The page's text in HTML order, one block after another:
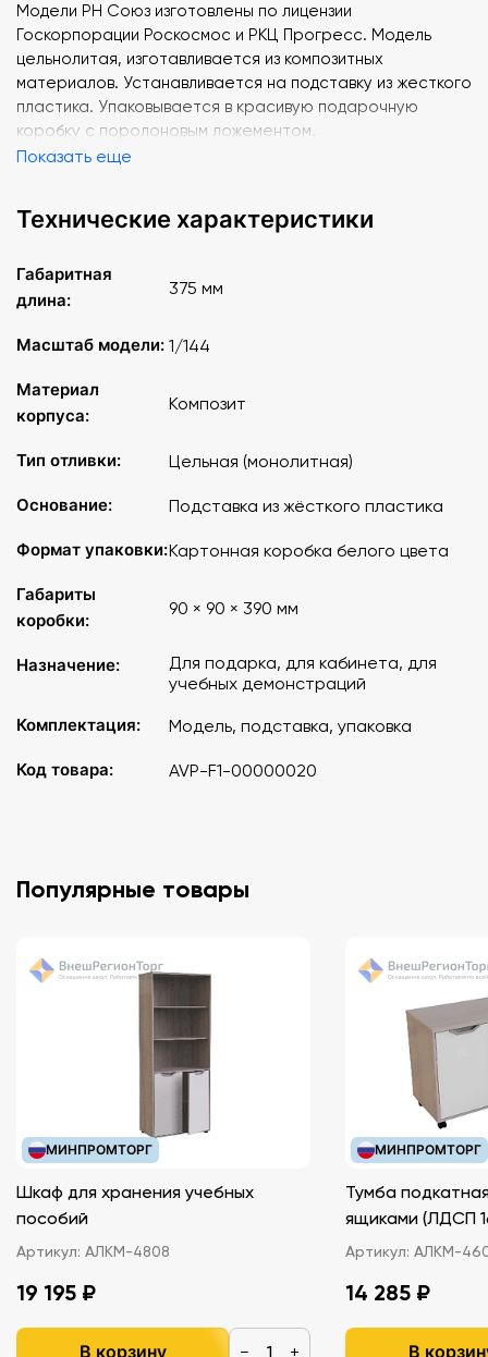
Модели РН Союз изготовлены по лицензии
Госкорпорации Роскосмос и РКЦ Прогресс. Модель
цельнолитая, изготавливается из композитных
материалов. Устанавливается на подставку из жесткого
пластика. Упаковывается в красивую подарочную
коробку с поролоновым ложементом.
Вес в транспортной упаковке 1 кг.
Показать еще
Технические характеристики
Габаритная
длина:
375 мм
Масштаб модели: 1/144
Материал
корпуса:
Композит
Тип отливки: Цельная (монолитная)
Основание: Подставка из жёсткого пластика
Формат упаковки:Картонная коробка белого цвета
Габариты
коробки:
90 × 90 × 390 мм
Назначение:
Для подарка, для кабинета, для
учебных демонстраций
Комплектация:
Модель, подставка, упаковка
Код товара: AVP-F1-00000020
Популярные товары
МИНПРОМТОРГ
Шкаф для хранения учебных
пособий
Артикул: АЛКМ-4808
19 195 ₽
В корзину − +
МИНПРОМТОРГ
Тумба
ящиками
Артикул: АЛКМ-
14 285 ₽
В